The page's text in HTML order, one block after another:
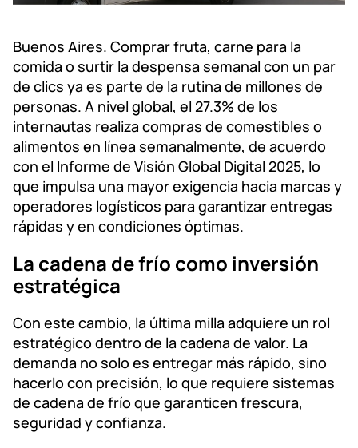
Buenos Aires. Comprar fruta, carne para la
comida o surtir la despensa semanal con un par
de clics ya es parte de la rutina de millones de
personas. A nivel global, el 27.3% de los
internautas realiza compras de comestibles o
alimentos en línea semanalmente, de acuerdo
con el Informe de Visión Global Digital 2025, lo
que impulsa una mayor exigencia hacia marcas y
operadores logísticos para garantizar entregas
rápidas y en condiciones óptimas.
La cadena de frío como inversión
estratégica
Con este cambio, la última milla adquiere un rol
estratégico dentro de la cadena de valor. La
demanda no solo es entregar más rápido, sino
hacerlo con precisión, lo que requiere sistemas
de cadena de frío que garanticen frescura,
seguridad y confianza.